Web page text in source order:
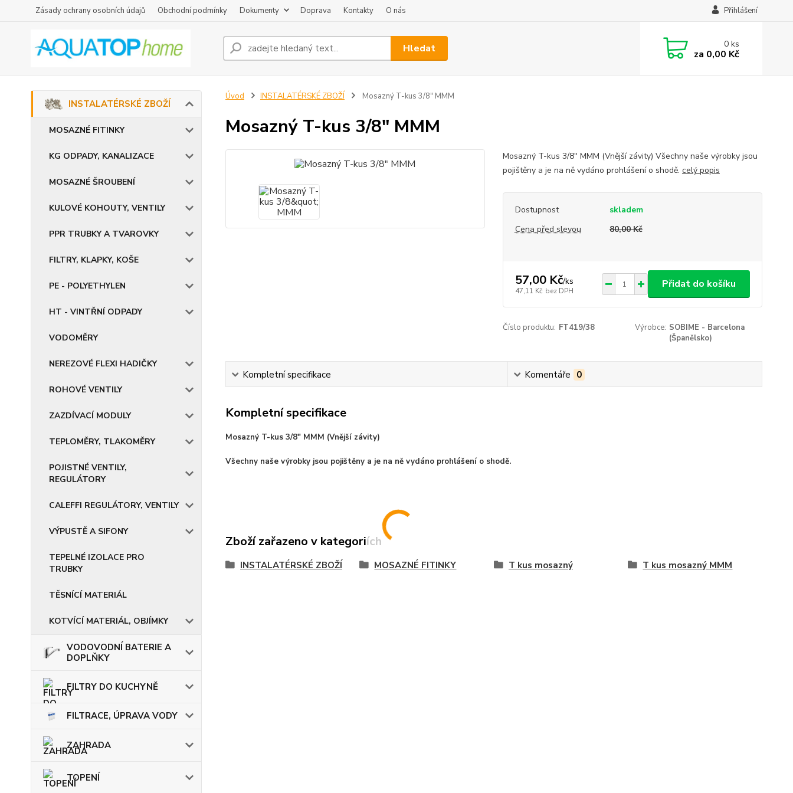
Zásady ochrany osobních údajů Obchodní podmínky Dokumenty Doprava Kontakty O nás Přihlášení
Hledat 0ks
za 0,00 Kč
INSTALATÉRSKÉ ZBOŽÍ
MOSAZNÉ FITINKY
KG ODPADY, KANALIZACE
MOSAZNÉ ŠROUBENÍ
KULOVÉ KOHOUTY, VENTILY
PPR TRUBKY A TVAROVKY
FILTRY, KLAPKY, KOŠE
PE - POLYETHYLEN
HT - VINTŘNÍ ODPADY
VODOMĚRY
NEREZOVÉ FLEXI HADIČKY
ROHOVÉ VENTILY
ZAZDÍVACÍ MODULY
TEPLOMĚRY, TLAKOMĚRY
POJISTNÉ VENTILY,
REGULÁTORY
CALEFFI REGULÁTORY, VENTILY
VÝPUSTĚ A SIFONY
TEPELNÉ IZOLACE PRO
TRUBKY
TĚSNÍCÍ MATERIÁL
KOTVÍCÍ MATERIÁL, OBJÍMKY
VODOVODNÍ BATERIE A
DOPLŇKY
FILTRY DO KUCHYNĚ
FILTRACE, ÚPRAVA VODY
ZAHRADA
TOPENÍ
Úvod INSTALATÉRSKÉ ZBOŽÍ Mosazný T-kus 3/8" MMM
Mosazný T-kus 3/8" MMM
Mosazný T-kus 3/8" MMM (Vnější závity) Všechny naše výrobky jsou
pojištěny a je na ně vydáno prohlášení o shodě. celý popis
Dostupnost
skladem
Cena před slevou
80,00 Kč
57,00 Kč/ks
47,11 Kč bez DPH
Přidat do košíku
Číslo produktu: FT419/38 Výrobce: SOBIME - Barcelona
(Španělsko)
Kompletní specifikace Komentáře 0
Kompletní specifikace
Mosazný T-kus 3/8" MMM (Vnější závity)
Všechny naše výrobky jsou pojištěny a je na ně vydáno prohlášení o shodě.
Zboží zařazeno v kategoriích
INSTALATÉRSKÉ ZBOŽÍ MOSAZNÉ FITINKY T kus mosazný T kus mosazný MMM